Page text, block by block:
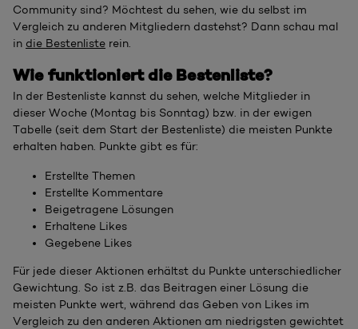
Community sind? Möchtest du sehen, wie du selbst im
Vergleich zu anderen Mitgliedern dastehst? Dann schau mal
in die Bestenliste rein.
Wie funktioniert die Bestenliste?
In der Bestenliste kannst du sehen, welche Mitglieder in
dieser Woche (Montag bis Sonntag) bzw. in der ewigen
Tabelle (seit dem Start der Bestenliste) die meisten Punkte
erhalten haben. Punkte gibt es für:
Erstellte Themen
Erstellte Kommentare
Beigetragene Lösungen
Erhaltene Likes
Gegebene Likes
Für jede dieser Aktionen erhältst du Punkte unterschiedlicher
Gewichtung. So ist z.B. das Beitragen einer Lösung die
meisten Punkte wert, während das Geben von Likes im
Vergleich zu den anderen Aktionen am niedrigsten gewichtet